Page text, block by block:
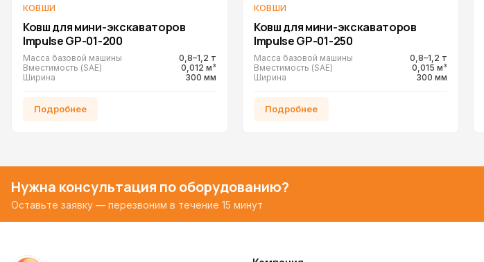
КОВШИ
Ковш для мини-экскаваторов
Impulse GP-01-200
Масса базовой машины
0,8–1,2 т
Вместимость (SAE)
0,012 м³
Ширина
300 мм
Подробнее
КОВШИ
Ковш для мини-экскаваторов
Impulse GP-01-250
Масса базовой машины
0,8–1,2 т
Вместимость (SAE)
0,015 м³
Ширина
300 мм
Подробнее
Нужна консультация по оборудованию?
Оставьте заявку — перезвоним в течение 15 минут